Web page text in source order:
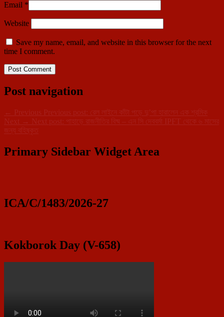
Email *
Website
Save my name, email, and website in this browser for the next
time I comment.
Post navigation
← Previous Previous post:
রেল লাইনে কাঁটা পড়ে দু’পা হারালেন এক শ্রমিক
Next → Next post:
পাহাড়ে রাজনীতির বিষ্ম – এন সি দেববর্মা IPFT থেকে ৬ মাসের
জন্য বহিষ্কৃত
Primary Sidebar Widget Area
ICA/C/1483/2026-27
Kokborok Day (V-658)